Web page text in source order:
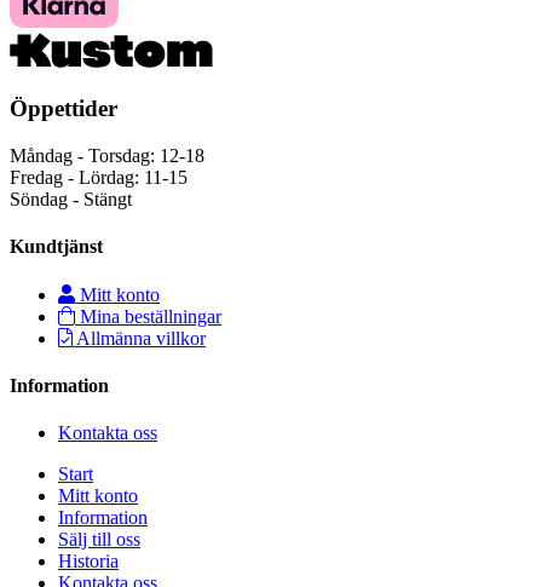
Öppettider
Måndag - Torsdag: 12-18
Fredag - Lördag: 11-15
Söndag - Stängt
Kundtjänst
Mitt konto
Mina beställningar
Allmänna villkor
Information
Kontakta oss
Start
Mitt konto
Information
Sälj till oss
Historia